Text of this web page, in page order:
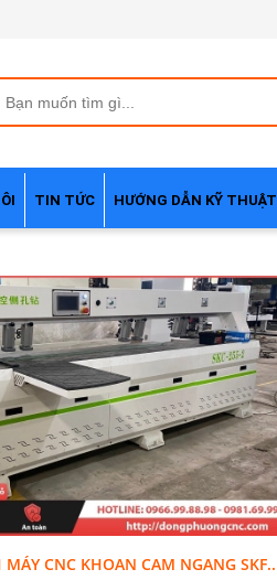
TIN TỨC HƯỚNG DẪN KỸ THUẬT
CNC KHOAN CAM NGANG